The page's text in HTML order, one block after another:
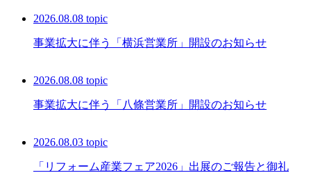
2026.08.08 topic
事業拡大に伴う「横浜営業所」開設のお知らせ
2026.08.08 topic
事業拡大に伴う「八條営業所」開設のお知らせ
2026.08.03 topic
「リフォーム産業フェア2026」出展のご報告と御礼